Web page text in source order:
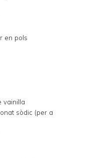
en pols
vainilla
sòdic (per a